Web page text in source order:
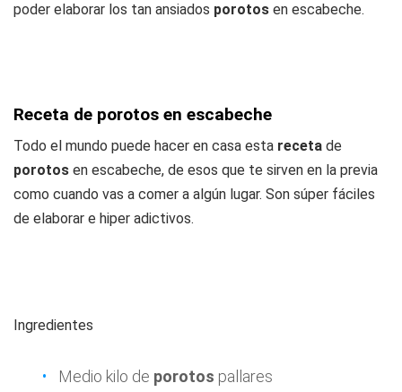
poder elaborar los tan ansiados porotos en escabeche.
Receta de porotos en escabeche
Todo el mundo puede hacer en casa esta receta de
porotos en escabeche, de esos que te sirven en la previa
como cuando vas a comer a algún lugar. Son súper fáciles
de elaborar e hiper adictivos.
Ingredientes
Medio kilo de porotos pallares